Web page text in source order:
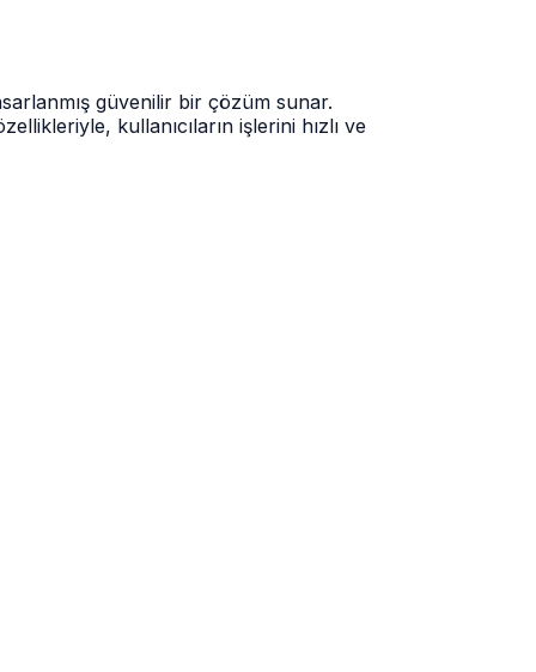
güvenilir bir çözüm sunar.
kullanıcıların işlerini hızlı ve